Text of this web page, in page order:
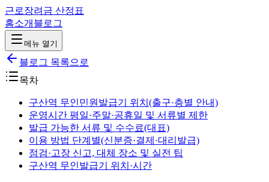
근로장려금 산정표
홈소개 블로그
메뉴 열기
블로그 목록으로
목차
구산역 무인민원발급기 위치(출구·층별 안내)
운영시간 평일·주말·공휴일 및 서류별 제한
발급 가능한 서류 및 수수료(대표)
이용 방법 단계별(신분증·결제·대리발급)
점검·고장 신고, 대체 장소 및 실전 팁
구산역 무인발급기 위치·시간